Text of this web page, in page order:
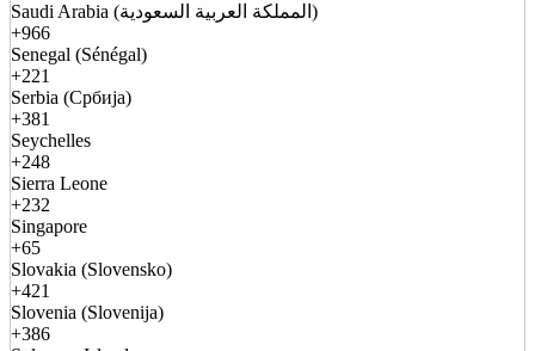
Saudi Arabia (المملكة العربية السعودية)
+966
Senegal (Sénégal)
+221
Serbia (Србија)
+381
Seychelles
+248
Sierra Leone
+232
Singapore
+65
Slovakia (Slovensko)
+421
Slovenia (Slovenija)
+386